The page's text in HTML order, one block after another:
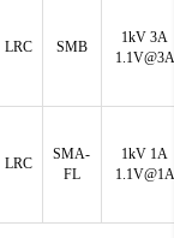
LRC SMB
1kV 3A
1.1V@3A
LRC
SMA-
FL
1kV 1A
1.1V@1A